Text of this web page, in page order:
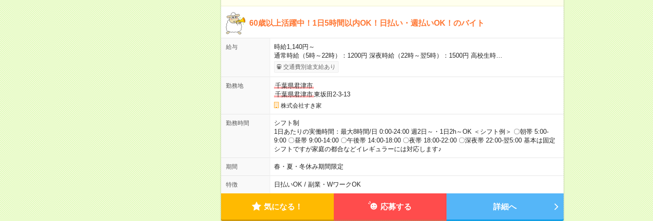
60歳以上活躍中！1日5時間以内OK！日払い・週払いOK！のバイト
給与
時給1,140円～
通常時給（5時～22時）：1200円 深夜時給（22時～翌5時）：1500円 高校生時…
交通費別途支給あり
勤務地
千葉県君津市
千葉県君津市東坂田2-3-13
株式会社すき家
勤務時間
シフト制
1日あたりの実働時間：最大8時間/日 0:00-24:00 週2日～・1日2h～OK ＜シフト例＞ 〇朝帯 5:00-
9:00 〇昼帯 9:00-14:00 〇午後帯 14:00-18:00 〇夜帯 18:00-22:00 〇深夜帯 22:00-翌5:00 基本は固定
シフトですが家庭の都合などイレギュラーには対応します♪
期間 春・夏・冬休み期間限定
特徴 日払いOK / 副業・WワークOK
気になる！ 応募する 詳細へ